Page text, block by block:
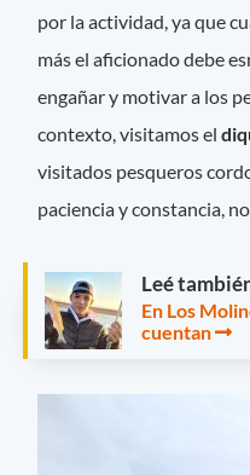
por la actividad, ya que
más el aficionado debe
engañar y motivar a los
contexto, visitamos el
visitados pesqueros
paciencia y constancia,
Leé
En Los
cuentan